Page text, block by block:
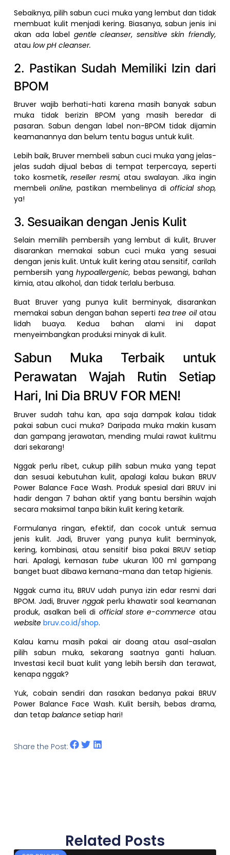
Sebaiknya, pilih sabun cuci muka yang lembut dan tidak
membuat kulit menjadi kering. Biasanya, sabun jenis ini
akan ada label gentle cleanser, sensitive skin friendly,
ataulow pH cleanser.
2. Pastikan Sudah Memiliki Izin dari
BPOM
Bruver wajib berhati-hati karena masih banyak sabun
muka tidak berizin BPOM yang masih beredar di
pasaran. Sabun dengan label non-BPOM tidak dijamin
keamanannya dan belum tentu bagus untuk kulit.
Lebih baik, Bruver membeli sabun cuci muka yang jelas-
jelas sudah dijual bebas di tempat terpercaya, seperti
toko kosmetik,reseller resmi,atau swalayan. Jika ingin
membelionline,pastikan membelinya di official shop,
ya!
3. Sesuaikan dengan Jenis Kulit
Selain memilih pembersih yang lembut di kulit, Bruver
disarankan memakai sabun cuci muka yang sesuai
dengan jenis kulit. Untuk kulit kering atau sensitif, carilah
pembersih yanghypoallergenic, bebas pewangi, bahan
kimia, atau alkohol, dan tidak terlalu berbusa.
Buat Bruver yang punya kulit berminyak, disarankan
memakai sabun dengan bahan seperti tea tree oil atau
lidah buaya. Kedua bahan alami ini dapat
menyeimbangkan produksi minyak di kulit.
Sabun Muka Terbaik untuk
Perawatan Wajah Rutin Setiap
Hari, Ini Dia BRUV FOR MEN!
Bruver sudah tahu kan, apa saja dampak kalau tidak
pakai sabun cuci muka? Daripada muka makin kusam
dan gampang jerawatan, mending mulai rawat kulitmu
dari sekarang!
Nggak perlu ribet, cukup pilih sabun muka yang tepat
dan sesuai kebutuhan kulit, apalagi kalau bukan BRUV
Power Balance Face Wash. Produk spesial dari BRUV ini
hadir dengan 7 bahan aktif yang bantu bersihin wajah
secara maksimal tanpa bikin kulit kering ketarik.
Formulanya ringan, efektif, dan cocok untuk semua
jenis kulit. Jadi, Bruver yang punya kulit berminyak,
kering, kombinasi, atau sensitif bisa pakai BRUV setiap
hari. Apalagi, kemasan tube ukuran 100 ml gampang
banget buat dibawa kemana-mana dan tetap higienis.
Nggak cuma itu, BRUV udah punya izin edar resmi dari
BPOM. Jadi, Bruvernggak perlu khawatir soal keamanan
produk, asalkan beli di official store e-commerce atau
websitebruv.co.id/shop.
Kalau kamu masih pakai air doang atau asal-asalan
pilih sabun muka, sekarang saatnya ganti haluan.
Investasi kecil buat kulit yang lebih bersih dan terawat,
kenapa nggak?
Yuk, cobain sendiri dan rasakan bedanya pakai BRUV
Power Balance Face Wash. Kulit bersih, bebas drama,
dan tetapbalancesetiap hari!
Share the Post:
Related Posts